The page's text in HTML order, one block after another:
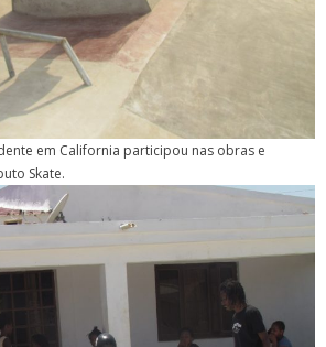
em California participou nas obras e
Skate.